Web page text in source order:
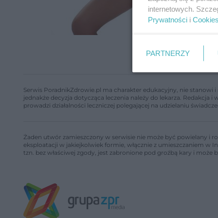
Serwis PoradnikZdrowie.pl ma charakter edukacyjny, nie stanowi
jednakże decyzja dotycząca leczenia należy do lekarza.
prowadzi działalności leczniczej polegającej na udzielaniu
Żaden utwór zamieszczony w serwisie nie może być powielany i
eksploatacji w jakiejkolwiek formie, włącznie z umieszczaniem w
tzn. bez właściwej zgody, jest zabronione pod groźbą kary i może
internetowych.
Prywatności i Cookies
PARTNERZY